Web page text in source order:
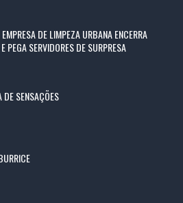
DE LIMPEZA URBANA ENCERRA
PEGA SERVIDORES DE SURPRESA
DE SENSAÇÕES